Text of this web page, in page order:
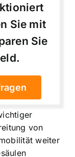
Sie mit
Sie
von
weiter